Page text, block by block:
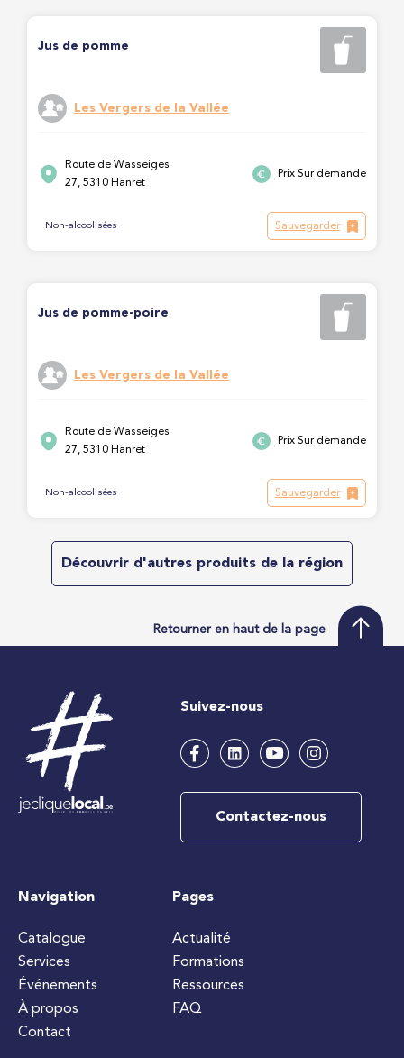
Jus de pomme
Les Vergers de la Vallée
Route de Wasseiges
27, 5310 Hanret
Prix Sur demande
Non-alcoolisées Sauvegarder
Jus de pomme-poire
Les Vergers de la Vallée
Route de Wasseiges
27, 5310 Hanret
Prix Sur demande
Non-alcoolisées Sauvegarder
Découvrir d'autres produits de la région
Retourner en haut de la page
Suivez-nous
Contactez-nous
Navigation
Catalogue
Services
Événements
À propos
Contact
Pages
Actualité
Formations
Ressources
FAQ